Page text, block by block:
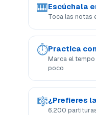
🎹Escúchala
Toca las notas
⏱Practica
Marca el
poco
🎼¿Prefieres
6.200